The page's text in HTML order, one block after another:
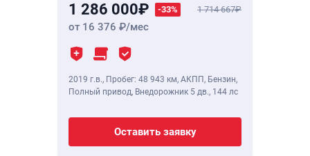
1 286 000 -33% 1 714 667
от 16 376 /мес
2019 г.в., Пробег: 48 943 км, АКПП, Бензин,
Полный привод, Внедорожник 5 дв., 144 лс
Оставить заявку